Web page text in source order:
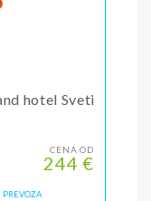
hotel Sveti
CENA OD
244 €
PREVOZA